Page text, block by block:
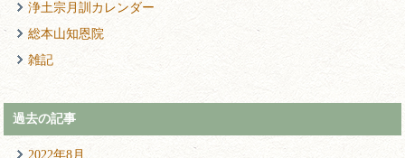
浄土宗月訓カレンダー
総本山知恩院
雑記
過去の記事
2022年8月